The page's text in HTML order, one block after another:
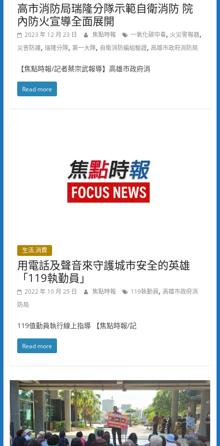
高市消防局瑞隆分隊示範自衛消防 院
內防火宣導全面展開
2023 年 12 月 23 日 焦點時報 一氧化碳中毒, 火災警報器,
災害防護, 瑞隆分隊, 第一大隊, 自衛消防編組驗證, 高雄市政府消防局
【焦點時報/記者蔡宗武報導】高雄市政府消
Read more
生活.消費
用電話及聲音來守護城市安全的英雄
「119執勤員」
2022 年 10 月 25 日 焦點時報 119執勤員, 高雄市政府消
防局
119值勤員執行線上指導 【焦點時報/記
Read more